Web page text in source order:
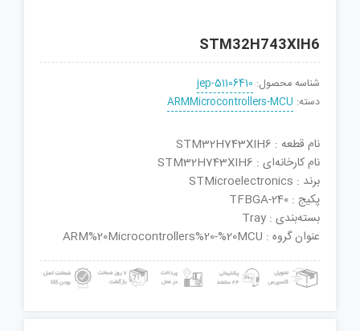
STM32H743XIH6
شناسه محصول: jep-51106410
دسته: ARMMicrocontrollers-MCU
نام قطعه : STM32H743XIH6
نام کارخانه‌ای : STM32H743XIH6
برند : STMicroelectronics
پکیج : TFBGA-240
بسته‌بندی : Tray
عنوان گروه : ARM%20Microcontrollers%20-%20MCU